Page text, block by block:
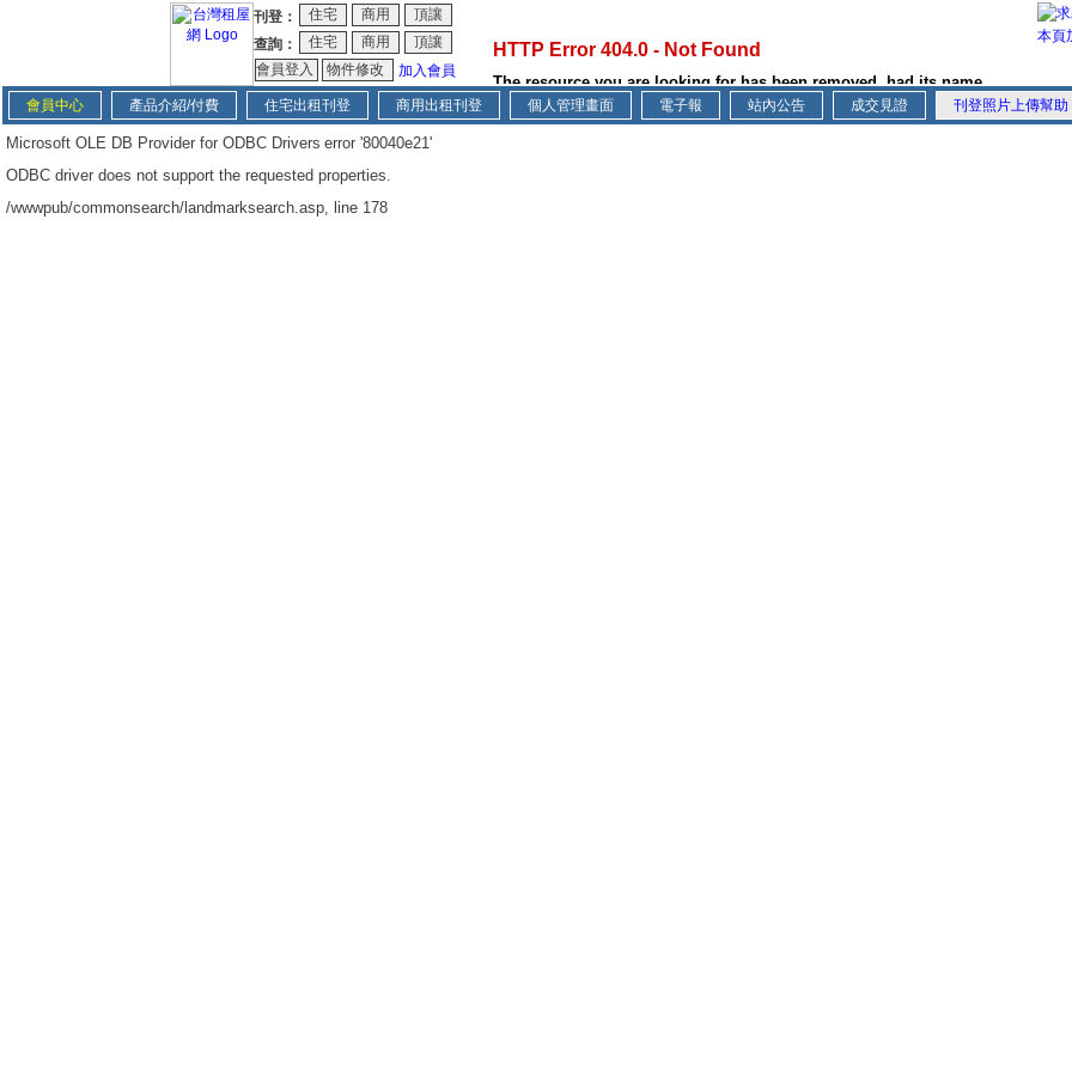
刊登：
查詢：
加入會員
本頁
會員中心 產品介紹/付費 住宅出租刊登 商用出租刊登 個人管理畫面 電子報 站內公告 成交見證 刊登照片上傳幫助
Microsoft OLE DB Provider for ODBC Drivers error '80040e21'
ODBC driver does not support the requested properties.
/wwwpub/commonsearch/landmarksearch.asp, line 178